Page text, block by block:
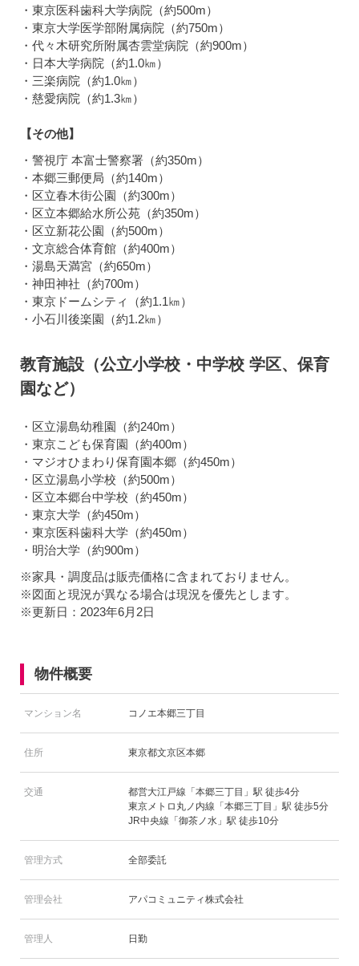
・東京医科歯科大学病院（約500m）
・東京大学医学部附属病院（約750m）
・代々木研究所附属杏雲堂病院（約900m）
・日本大学病院（約1.0㎞）
・三楽病院（約1.0㎞）
・慈愛病院（約1.3㎞）
【その他】
・警視庁 本富士警察署（約350m）
・本郷三郵便局（約140m）
・区立春木街公園（約300m）
・区立本郷給水所公苑（約350m）
・区立新花公園（約500m）
・文京総合体育館（約400m）
・湯島天満宮（約650m）
・神田神社（約700m）
・東京ドームシティ（約1.1㎞）
・小石川後楽園（約1.2㎞）
教育施設（公立小学校・中学校 学区、保育
園など）
・区立湯島幼稚園（約240m）
・東京こども保育園（約400m）
・マジオひまわり保育園本郷（約450m）
・区立湯島小学校（約500m）
・区立本郷台中学校（約450m）
・東京大学（約450m）
・東京医科歯科大学（約450m）
・明治大学（約900m）
※家具・調度品は販売価格に含まれておりません。
※図面と現況が異なる場合は現況を優先とします。
※更新日：2023年6月2日
物件概要
マンション名 コノエ本郷三丁目
住所 東京都文京区本郷
交通
都営大江戸線「本郷三丁目」駅 徒歩4分
東京メトロ丸ノ内線「本郷三丁目」駅 徒歩5分
JR中央線「御茶ノ水」駅 徒歩10分
管理方式 全部委託
管理会社 アパコミュニティ株式会社
管理人 日勤